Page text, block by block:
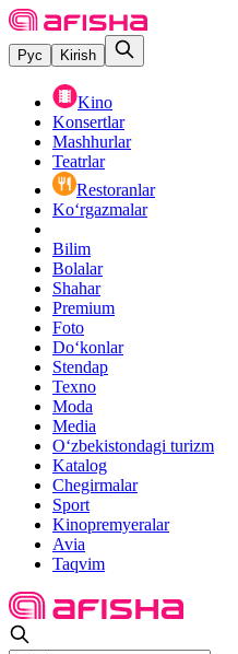
Рус Kirish
Kino
Konsertlar
Mashhurlar
Teatrlar
Restoranlar
Ko‘rgazmalar
Bilim
Bolalar
Shahar
Premium
Foto
Do‘konlar
Stendap
Texno
Moda
Media
O‘zbekistondagi turizm
Katalog
Chegirmalar
Sport
Kinopremyeralar
Avia
Taqvim